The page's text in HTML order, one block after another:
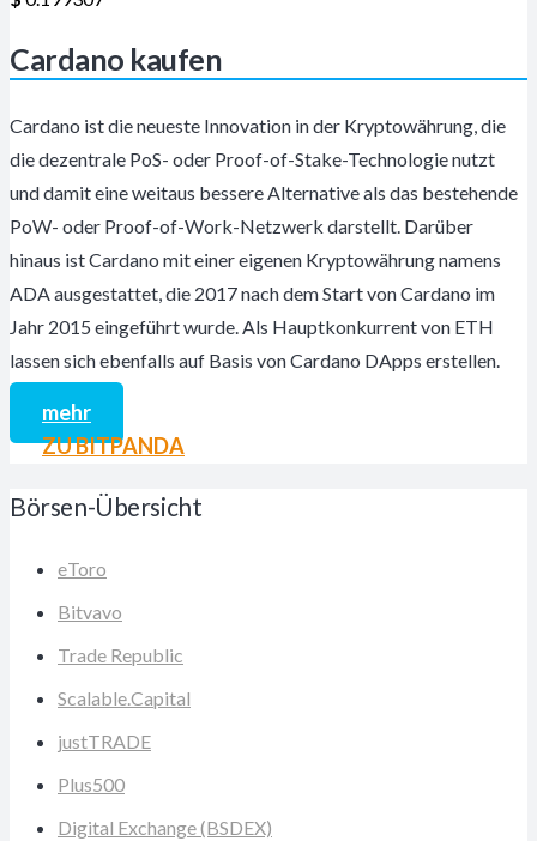
Cardano kaufen
Cardano ist die neueste Innovation in der Kryptowährung, die
die dezentrale PoS- oder Proof-of-Stake-Technologie nutzt
und damit eine weitaus bessere Alternative als das bestehende
PoW- oder Proof-of-Work-Netzwerk darstellt. Darüber
hinaus ist Cardano mit einer eigenen Kryptowährung namens
ADA ausgestattet, die 2017 nach dem Start von Cardano im
Jahr 2015 eingeführt wurde. Als Hauptkonkurrent von ETH
lassen sich ebenfalls auf Basis von Cardano DApps erstellen.
mehr
ZU BITPANDA
Börsen-Übersicht
eToro
Bitvavo
Trade Republic
Scalable.Capital
justTRADE
Plus500
Digital Exchange (BSDEX)